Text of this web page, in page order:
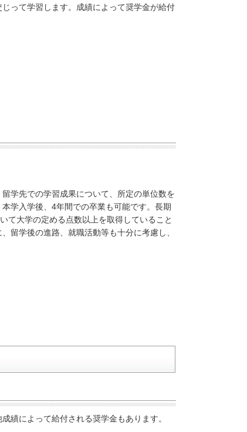
って学習します。成績によって奨学金が給付
学先での学習成果について、所定の単位数を
学入学後、4年間での卒業も可能です。長期
て大学の定める点数以上を取得していること
留学後の進路、就職活動等も十分に考慮し、
績によって給付される奨学金もあります。